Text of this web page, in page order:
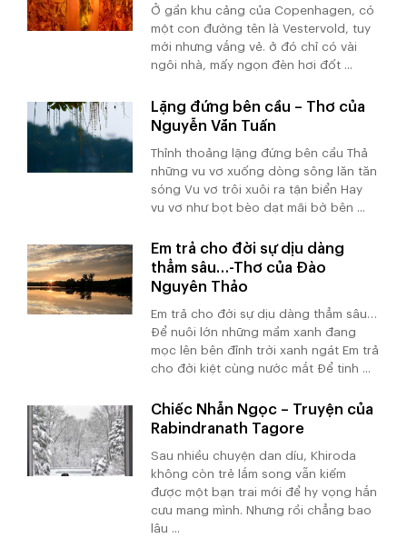
Ở gần khu cảng của Copenhagen, có
một con đường tên là Vestervold, tuy
mới nhưng vắng vẻ. ở đó chỉ có vài
ngôi nhà, mấy ngọn đèn hơi đốt ...
Lặng đứng bên cầu – Thơ của
Nguyễn Văn Tuấn
Thỉnh thoảng lặng đứng bên cầu Thả
những vu vơ xuống dòng sông lăn tăn
sóng Vu vơ trôi xuôi ra tận biển Hay
vu vơ như bọt bèo dạt mãi bờ bên ...
Em trả cho đời sự dịu dàng
thẳm sâu…-Thơ của Đào
Nguyên Thảo
Em trả cho đời sự dịu dàng thẳm sâu…
Để nuôi lớn những mầm xanh đang
mọc lên bên đỉnh trời xanh ngát Em trả
cho đời kiệt cùng nước mắt Để tinh ...
Chiếc Nhẫn Ngọc – Truyện của
Rabindranath Tagore
Sau nhiều chuyện dan díu, Khiroda
không còn trẻ lắm song vẫn kiếm
được một bạn trai mới để hy vọng hắn
cưu mang mình. Nhưng rồi chẳng bao
lâu ...